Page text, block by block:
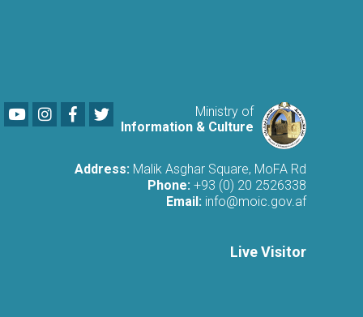
Ministry of
Information & Culture
YoutubeLinkedIn
Facebook
Address: Malik Asghar Square, MoFA Rd
Phone: +93 (0) 20 2526338
Email: info@moic.gov.af
Live Visitor